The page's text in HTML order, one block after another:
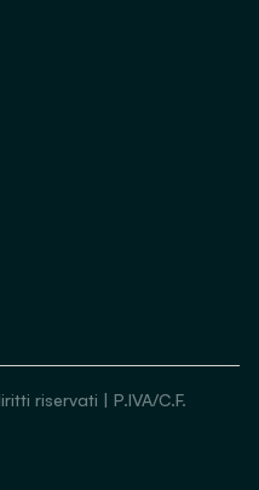
simili
riservati | P.IVA/C.F.